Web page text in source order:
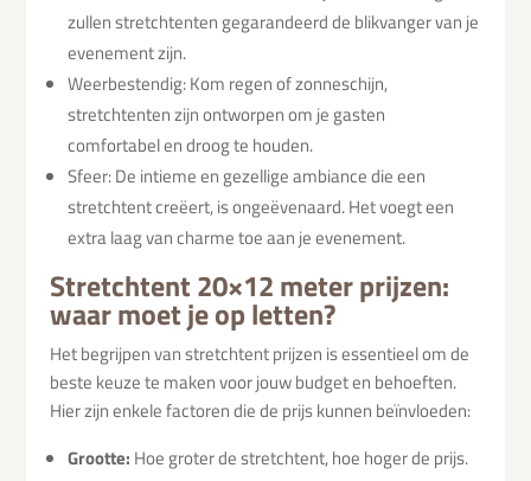
zullen stretchtenten gegarandeerd de blikvanger van je
evenement zijn.
Weerbestendig: Kom regen of zonneschijn,
stretchtenten zijn ontworpen om je gasten
comfortabel en droog te houden.
Sfeer: De intieme en gezellige ambiance die een
stretchtent creëert, is ongeëvenaard. Het voegt een
extra laag van charme toe aan je evenement.
Stretchtent 20×12 meter prijzen:
waar moet je op letten?
Het begrijpen van stretchtent prijzen is essentieel om de
beste keuze te maken voor jouw budget en behoeften.
Hier zijn enkele factoren die de prijs kunnen beïnvloeden:
Grootte: Hoe groter de stretchtent, hoe hoger de prijs.